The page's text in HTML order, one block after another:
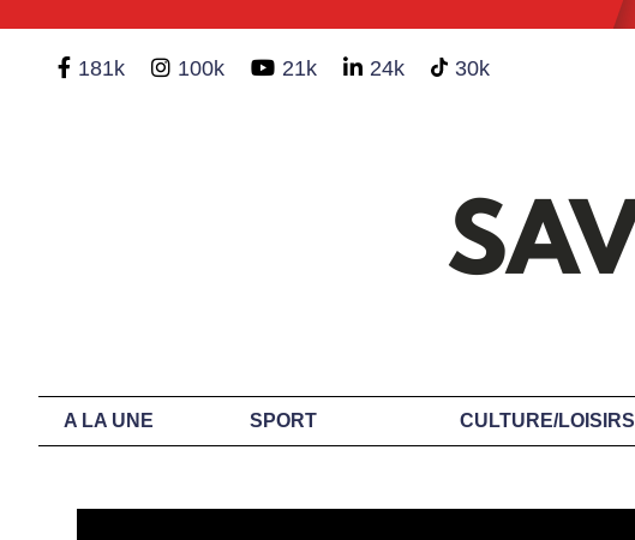
181k 100k 21k 24k 30k
A LA UNE SPORT CULTURE/LOISIRS